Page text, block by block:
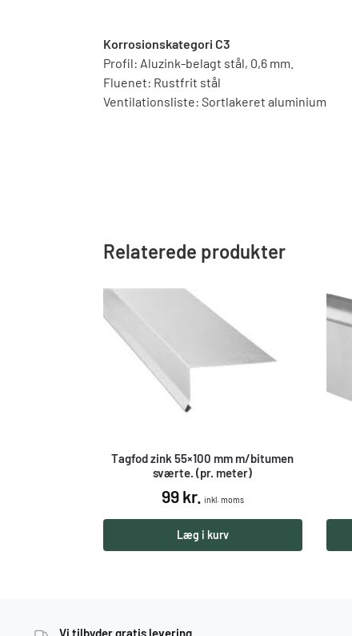
Korrosionskategori C3
Profil: Aluzink-belagt stål, 0,6 mm.
Fluenet: Rustfrit stål
Ventilationsliste: Sortlakeret aluminium
Relaterede produkter
Tagfod zink 55×100 mm m/bitumen
sværte. (pr. meter)
99kr. inkl. moms
Læg i kurv
Vi tilbyder gratis levering